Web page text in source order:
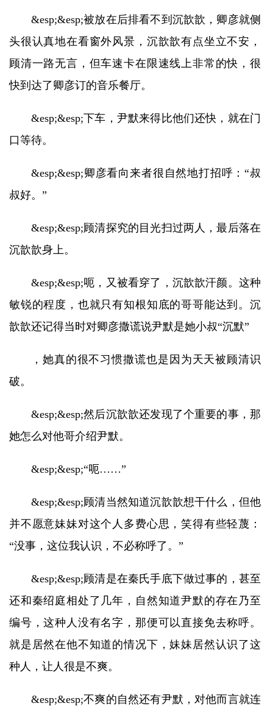
&esp;&esp;被放在后排看不到沉歆歆，卿彦就侧
头很认真地在看窗外风景，沉歆歆有点坐立不安，
顾清一路无言，但车速卡在限速线上非常的快，很
快到达了卿彦订的音乐餐厅。
&esp;&esp;下车，尹默来得比他们还快，就在门
口等待。
&esp;&esp;卿彦看向来者很自然地打招呼：“叔
叔好。”
&esp;&esp;顾清探究的目光扫过两人，最后落在
沉歆歆身上。
&esp;&esp;呃，又被看穿了，沉歆歆汗颜。这种
敏锐的程度，也就只有知根知底的哥哥能达到。沉
歆歆还记得当时对卿彦撒谎说尹默是她小叔“沉默”
，她真的很不习惯撒谎也是因为天天被顾清识
破。
&esp;&esp;然后沉歆歆还发现了个重要的事，那
她怎么对他哥介绍尹默。
&esp;&esp;“呃……”
&esp;&esp;顾清当然知道沉歆歆想干什么，但他
并不愿意妹妹对这个人多费心思，笑得有些轻蔑：
“没事，这位我认识，不必称呼了。”
&esp;&esp;顾清是在秦氏手底下做过事的，甚至
还和秦绍庭相处了几年，自然知道尹默的存在乃至
编号，这种人没有名字，那便可以直接免去称呼。
就是居然在他不知道的情况下，妹妹居然认识了这
种人，让人很是不爽。
&esp;&esp;不爽的自然还有尹默，对他而言就连